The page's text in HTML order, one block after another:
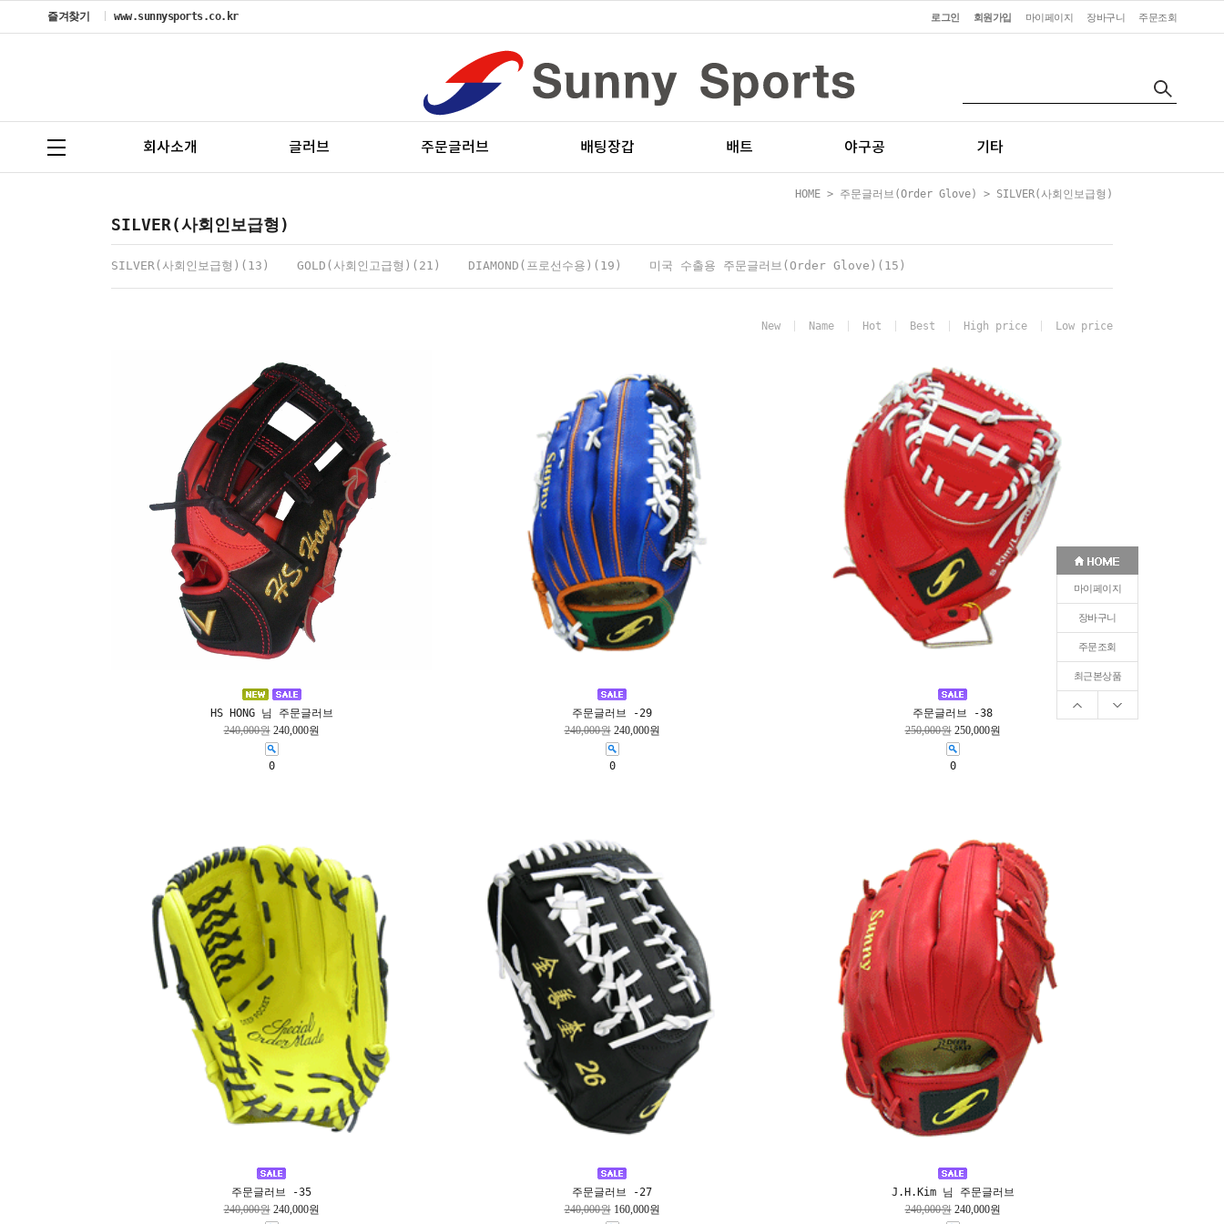
마이페이지
장바구니
주문조회
최근본상품
즐겨찾기 www.sunnysports.co.kr 로그인 회원가입 마이페이지 장바구니 주문조회
회사소개 글러브 주문글러브 배팅장갑 배트 야구공 기타
HOME > 주문글러브(Order Glove) > SILVER(사회인보급형)
SILVER(사회인보급형)
SILVER(사회인보급형)(13) GOLD(사회인고급형)(21) DIAMOND(프로선수용)(19) 미국 수출용 주문글러브(Order Glove)(15)
New Name Hot Best High price Low price
HS HONG 님 주문글러브
240,000원 240,000원
0
주문글러브 -29
240,000원 240,000원
0
주문글러브 -38
250,000원 250,000원
0
주문글러브 -35
240,000원 240,000원
주문글러브 -27
240,000원 160,000원
J.H.Kim 님 주문글러브
240,000원 240,000원